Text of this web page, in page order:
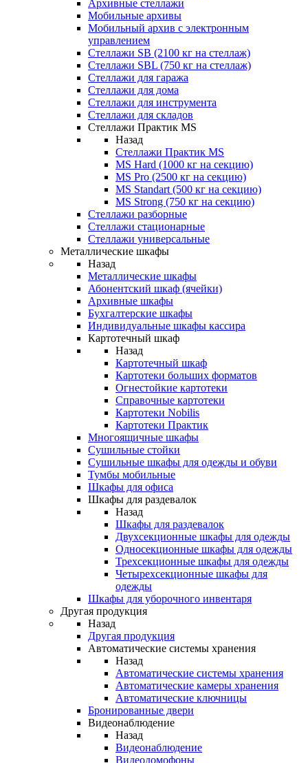
Архивные стеллажи
Мобильные архивы
Мобильный архив с электронным
управлением
Стеллажи SB (2100 кг на стеллаж)
Стеллажи SBL (750 кг на стеллаж)
Стеллажи для гаража
Стеллажи для дома
Стеллажи для инструмента
Стеллажи для складов
Стеллажи Практик MS
Назад
Стеллажи Практик MS
MS Hard (1000 кг на секцию)
MS Pro (2500 кг на секцию)
MS Standart (500 кг на секцию)
MS Strong (750 кг на секцию)
Стеллажи разборные
Стеллажи стационарные
Стеллажи универсальные
Металлические шкафы
Назад
Металлические шкафы
Абонентский шкаф (ячейки)
Архивные шкафы
Бухгалтерские шкафы
Индивидуальные шкафы кассира
Картотечный шкаф
Назад
Картотечный шкаф
Картотеки больших форматов
Огнестойкие картотеки
Справочные картотеки
Картотеки Nobilis
Картотеки Практик
Многоящичные шкафы
Сушильные стойки
Сушильные шкафы для одежды и обуви
Тумбы мобильные
Шкафы для офиса
Шкафы для раздевалок
Назад
Шкафы для раздевалок
Двухсекционные шкафы для одежды
Односекционные шкафы для одежды
Трехсекционные шкафы для одежды
Четырехсекционные шкафы для
одежды
Шкафы для уборочного инвентаря
Другая продукция
Назад
Другая продукция
Автоматические системы хранения
Назад
Автоматические системы хранения
Автоматические камеры хранения
Автоматические ключницы
Бронированные двери
Видеонаблюдение
Назад
Видеонаблюдение
Видеодомофоны